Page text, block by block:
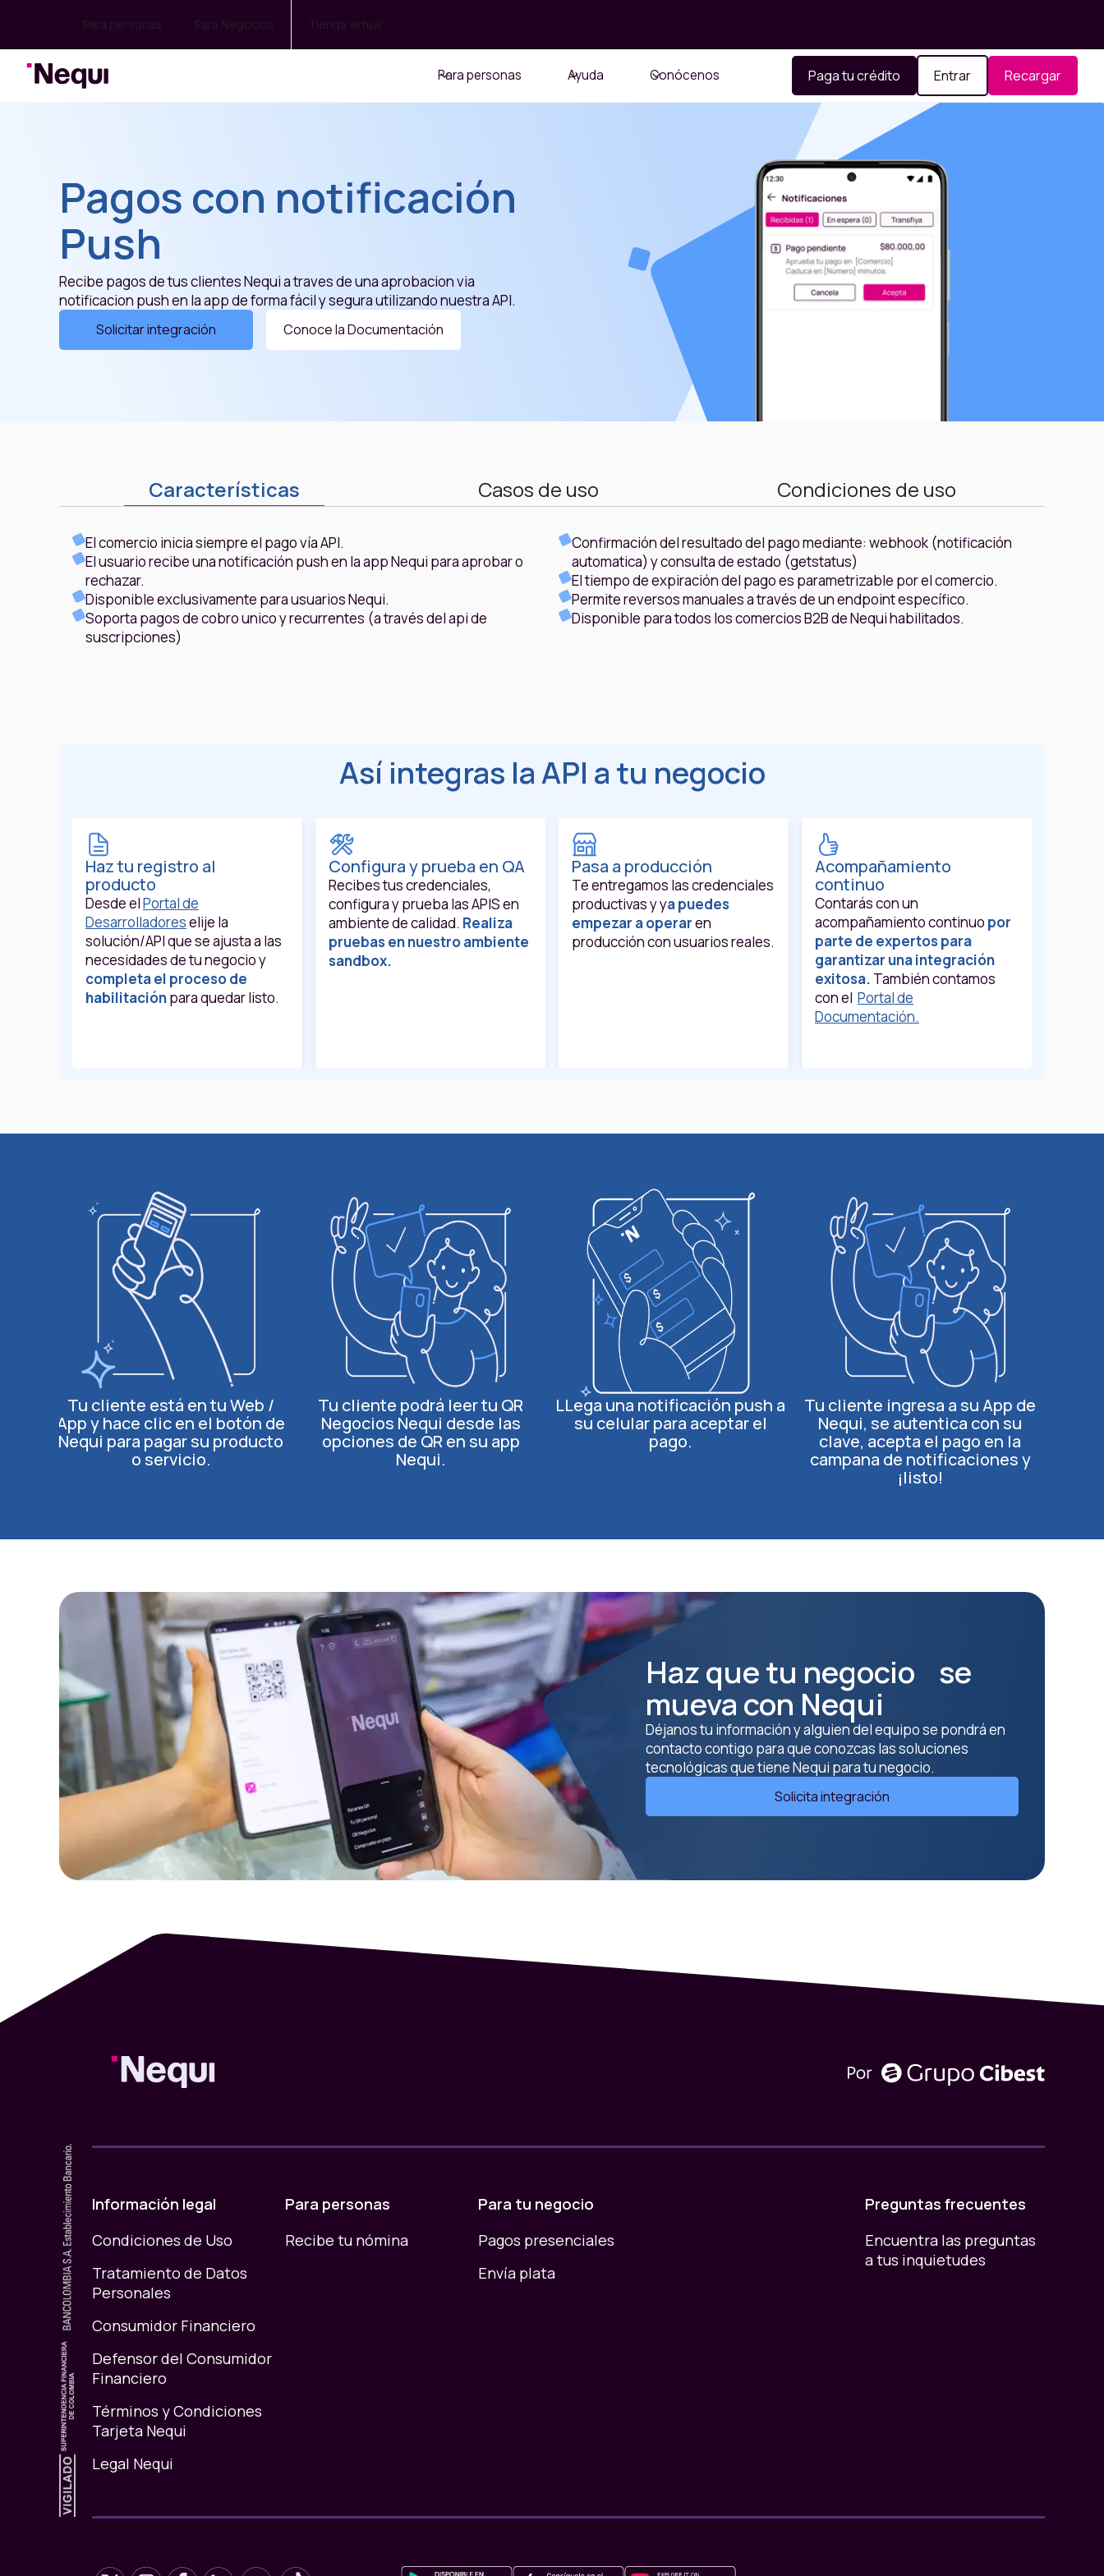
Para personas Para Negocios Tienda virtual
Para personas Ayuda Conócenos Paga tu crédito Entrar Recargar
Pagos con notificación
Push
Recibe pagos de tus clientes Nequi a traves de una aprobacion via
notificacion push en la app de forma fácil y segura utilizando nuestra API.
Solicitar integración Conoce la Documentación
Características Casos de uso Condiciones de uso
El comercio inicia siempre el pago vía API.
El usuario recibe una notificación push en la app Nequi para aprobar o
rechazar.
Disponible exclusivamente para usuarios Nequi.
Soporta pagos de cobro unico y recurrentes (a través del api de
suscripciones)
Confirmación del resultado del pago mediante: webhook (notificación
automatica) y consulta de estado (getstatus)
El tiempo de expiración del pago es parametrizable por el comercio.
Permite reversos manuales a través de un endpoint específico.
Disponible para todos los comercios B2B de Nequi habilitados.
Así integras la API a tu negocio
Haz tu registro al
producto
Desde elPortal de
Desarrolladoreselije la
solución/API que se ajusta a las
necesidades de tu negocio y
completa el proceso de
habilitaciónpara quedar listo.
Configura y prueba en QA
Recibes tus credenciales,
configura y prueba las APIS en
ambiente de calidad. Realiza
pruebas en nuestro ambiente
sandbox.
Pasa a producción
Te entregamos las credenciales
productivas y ya puedes
empezar a operaren
producción con usuarios reales.
Acompañamiento
continuo
Contarás con un
acompañamiento continuo por
parte de expertos para
garantizar una integración
exitosa. También contamos
con el Portal de
Documentación.
Tu cliente está en tu Web /
App y hace clic en el botón de
Nequi para pagar su producto
o servicio.
Tu cliente podrá leer tu QR
Negocios Nequi desde las
opciones de QR en su app
Nequi.
LLega una notificación push a
su celular para aceptar el
pago.
Tu cliente ingresa a su App de
Nequi, se autentica con su
clave, acepta el pago en la
campana de notificaciones y
¡listo!
Haz que tu negocio se
mueva con Nequi
Déjanos tu información y alguien del equipo se pondrá en
contacto contigo para que conozcas las soluciones
tecnológicas que tiene Nequi para tu negocio.
Solicita integración
Información legal
Condiciones de Uso
Tratamiento de Datos
Personales
Consumidor Financiero
Defensor del Consumidor
Financiero
Términos y Condiciones
Tarjeta Nequi
Legal Nequi
Para personas
Recibe tu nómina
Para tu negocio
Pagos presenciales
Envía plata
Preguntas frecuentes
Encuentra las preguntas
a tus inquietudes